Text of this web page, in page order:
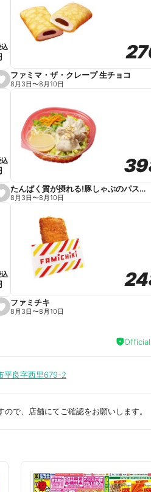
s
e
e
ファミマ・ザ・クレープ 生チョコ
8月3日〜8月10日
s
e
e
たんぱく質が摂れる!豚しゃぶのパスタサラダ
8月3日〜8月10日
s
e
i
t
ファミチキ
8月3日〜8月10日
平良字西里679-2
で、店舗にてご確認をお願いします。